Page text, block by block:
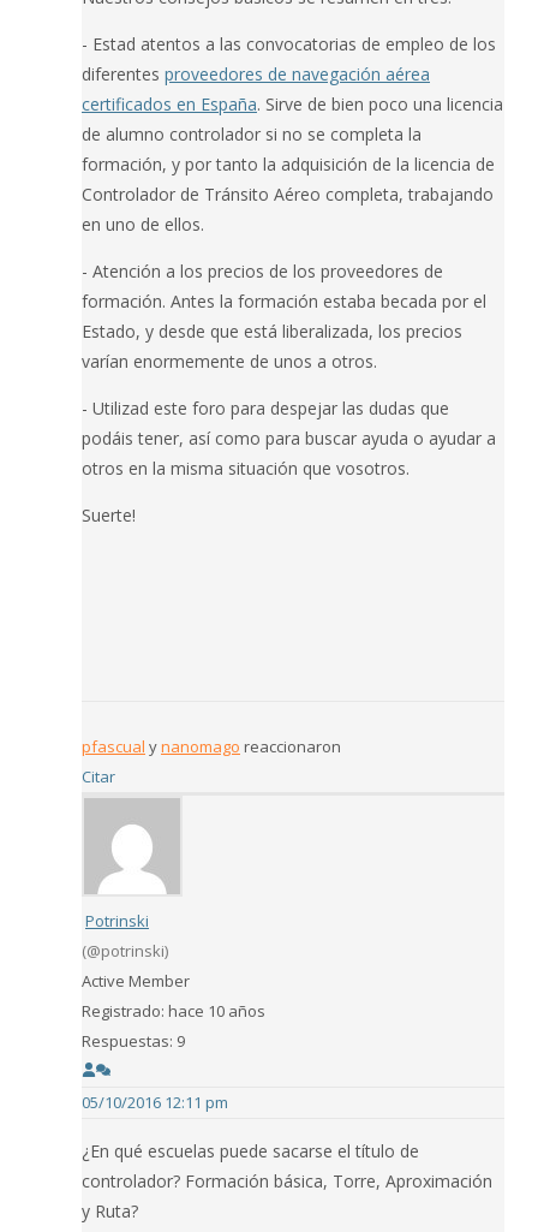
- Estad atentos a las convocatorias de empleo de los
diferentes proveedores de navegación aérea
certificados en España. Sirve de bien poco una licencia
de alumno controlador si no se completa la
formación, y por tanto la adquisición de la licencia de
Controlador de Tránsito Aéreo completa, trabajando
en uno de ellos.
- Atención a los precios de los proveedores de
formación. Antes la formación estaba becada por el
Estado, y desde que está liberalizada, los precios
varían enormemente de unos a otros.
- Utilizad este foro para despejar las dudas que
podáis tener, así como para buscar ayuda o ayudar a
otros en la misma situación que vosotros.
Suerte!
pfascual ynanomago reaccionaron
Citar
Potrinski
(@potrinski)
Active Member
Registrado: hace 10 años
Respuestas: 9
05/10/2016 12:11 pm
¿En qué escuelas puede sacarse el título de
controlador? Formación básica, Torre, Aproximación
y Ruta?